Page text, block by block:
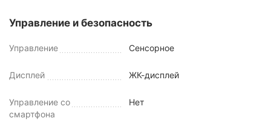
Управление и безопасность
Управление Сенсорное
Дисплей ЖК-дисплей
Управление со
смартфона
Нет